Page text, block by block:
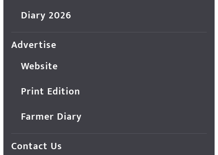
Diary 2026
Advertise
Website
Print Edition
Farmer Diary
Contact Us